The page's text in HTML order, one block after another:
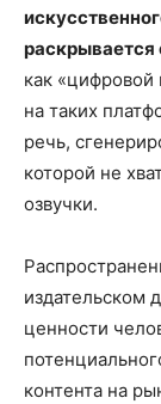
раскрывается
как «цифровой
на таких
речь,
которой не
озвучки.
издательском
ценности
контента на